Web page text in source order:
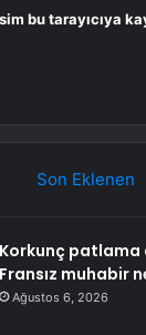
bu tarayıcıya
Son Eklenen
Korkunç patlama
Fransız muhabir
Ağustos 6, 2026